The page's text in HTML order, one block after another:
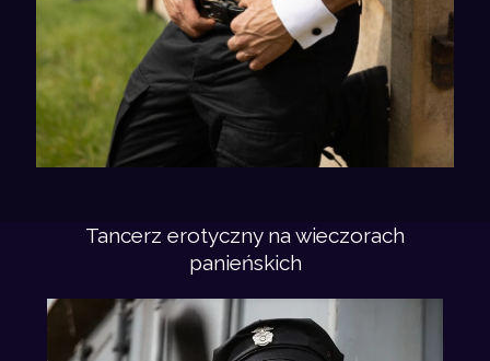
Tancerz erotyczny na wieczorach
panieńskich